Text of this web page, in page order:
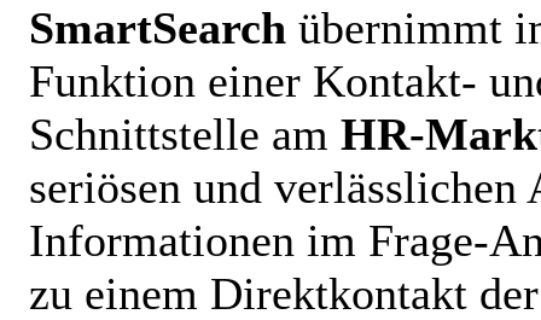
SmartSearch übernimmt
Funktion einer Kontakt-
Schnittstelle am HR-
seriösen und verlässlichen
Informationen im Frage-
zu einem Direktkontakt